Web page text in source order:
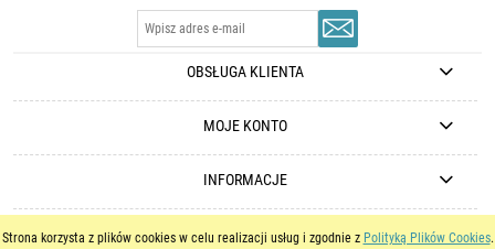
Strona korzysta z plików cookies w celu realizacji usług i zgodnie z Polityką Plików Cookies.
OBSŁUGA KLIENTA
MOJE KONTO
INFORMACJE